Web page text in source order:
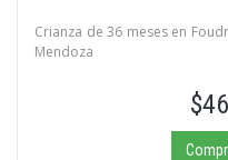
Crianza de 36 meses en
Mendoza